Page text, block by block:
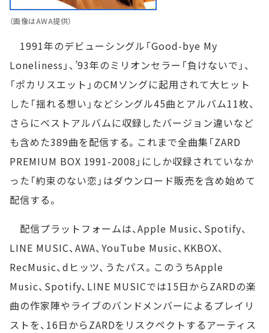
（画像はAWA提供）
1991年のデビューシングル「Good-bye My
Loneliness」、’93年のミリオンセラー「負けないで」、
「ポカリスエット」のCMソングに起用されて大ヒット
した「揺れる想い」などシングル45曲とアルバム11枚、
さらにベストアルバムに収録したバージョン違いなど
も含めた389曲を配信する。これまで全曲集「ZARD
PREMIUM BOX 1991-2008」にしか収録されていなか
った「約束のない恋」はダウンロード販売を含め始めて
配信する。
配信プラットフォームは、Apple Music、Spotify、
LINE MUSIC、AWA、YouTube Music、KKBOX、
RecMusic、dヒッツ、うたパス。このうちApple
Music、Spotify、LINE MUSICでは15日からZARDの楽
曲の作家陣やライブのバンドメンバーによるプレイリ
ストを、16日からZARDをリスクペクトするアーティス